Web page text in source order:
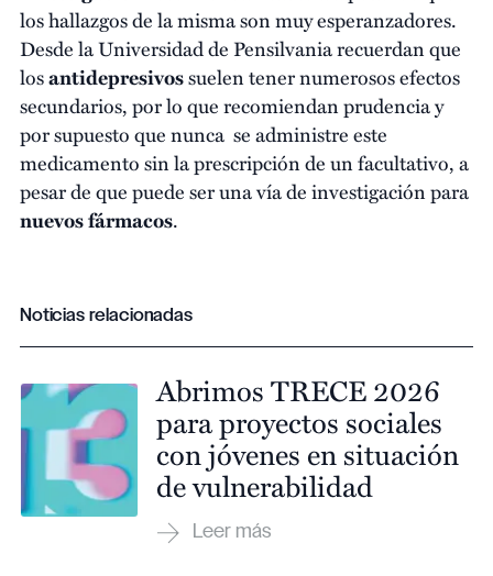
los hallazgos de la misma son muy esperanzadores.
Desde la Universidad de Pensilvania recuerdan que
losantidepresivossuelen tener numerosos efectos
secundarios, por lo que recomiendan prudencia y
por supuesto que nunca se administre este
medicamento sin la prescripción de un facultativo, a
pesar de que puede ser una vía de investigación para
nuevos fármacos.
Noticias relacionadas
Abrimos TRECE 2026
para proyectos sociales
con jóvenes en situación
de vulnerabilidad